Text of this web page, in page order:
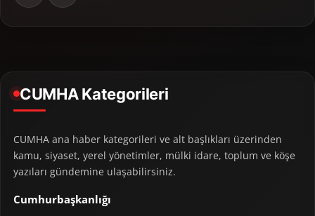
CUMHA Kategorileri
CUMHA ana haber kategorileri ve alt başlıkları üzerinden
kamu, siyaset, yerel yönetimler, mülki idare, toplum ve köşe
yazıları gündemine ulaşabilirsiniz.
Cumhurbaşkanlığı